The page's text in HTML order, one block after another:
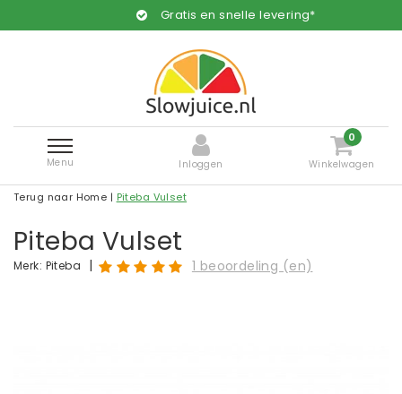
Gratis en snelle levering*
Menu Inloggen
0
Winkelwagen
Terug naar Home | Piteba Vulset
Piteba Vulset
Merk: Piteba | 1 beoordeling (en)